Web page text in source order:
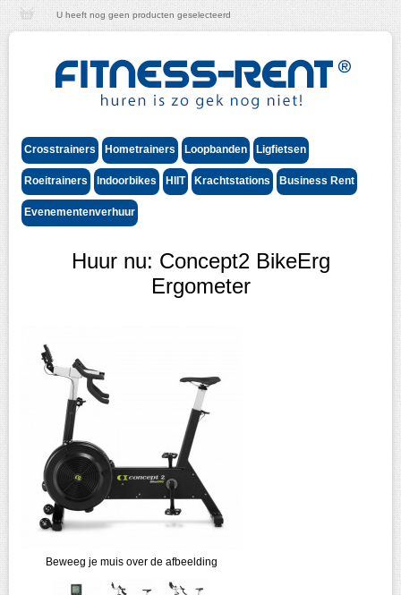
U heeft nog geen producten geselecteerd
Crosstrainers Hometrainers Loopbanden Ligfietsen
Roeitrainers Indoorbikes HIIT Krachtstations Business Rent
Evenementenverhuur
Huur nu: Concept2 BikeErg
Ergometer
Beweeg je muis over de afbeelding